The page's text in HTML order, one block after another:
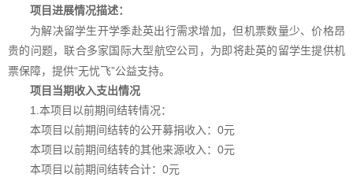
项目进展情况描述：
为解决留学生开学季赴英出行需求增加，但机票数量少、价格昂
贵的问题，联合多家国际大型航空公司，为即将赴英的留学生提供机
票保障，提供“无忧飞”公益支持。
项目当期收入支出情况
1.本项目以前期间结转情况：
本项目以前期间结转的公开募捐收入：0元
本项目以前期间结转的其他来源收入：0元
本项目以前期间结转合计： 0元